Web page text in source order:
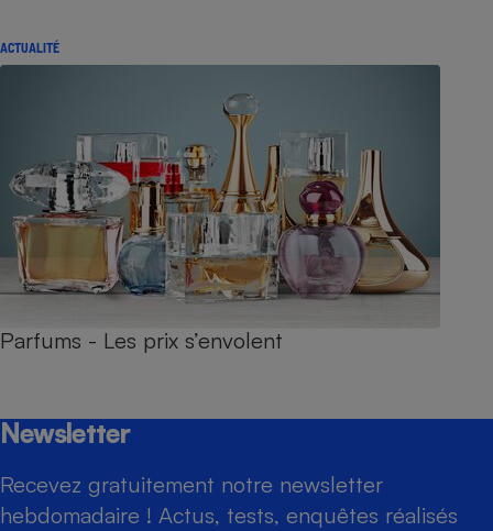
ACTUALITÉ
Parfums - Les prix s’envolent
Newsletter
Recevez gratuitement notre newsletter
hebdomadaire ! Actus, tests, enquêtes réalisés